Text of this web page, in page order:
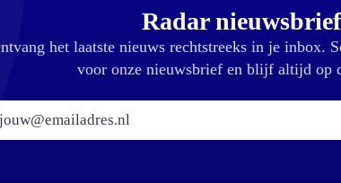
Radar nieuwsbrief
het laatste nieuws rechtstreeks in je inbox.
voor onze nieuwsbrief en blijf altijd op
E-mailadres: